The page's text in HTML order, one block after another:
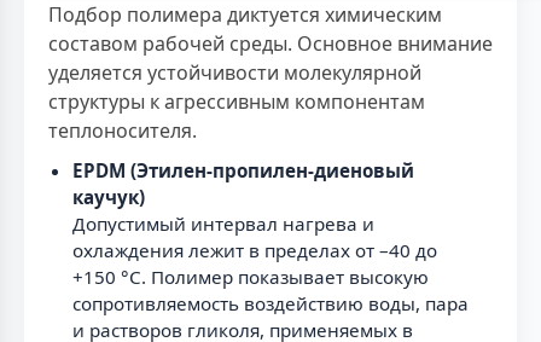
Подбор полимера диктуется химическим
составом рабочей среды. Основное внимание
уделяется устойчивости молекулярной
структуры к агрессивным компонентам
теплоносителя.
EPDM (Этилен-пропилен-диеновый
каучук)
Допустимый интервал нагрева и
охлаждения лежит в пределах от –40 до
+150 °С. Полимер показывает высокую
сопротивляемость воздействию воды, пара
и растворов гликоля, применяемых в